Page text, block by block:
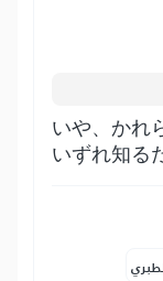
いや、かれ
いずれ知る